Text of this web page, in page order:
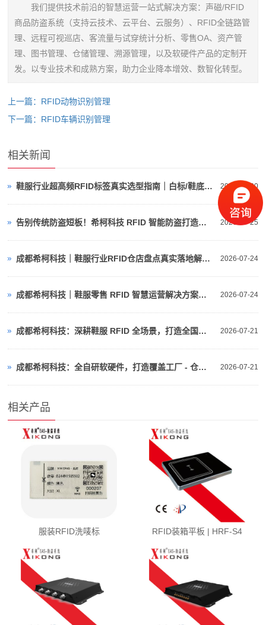
我们提供技术前沿的智慧运营一站式解决方案：声磁/RFID
商品防盗系统（支持云技术、云平台、云服务）、RFID全链路管
理、远程可视巡店、客流量与试穿统计分析、零售OA、资产管
理、图书管理、仓储管理、溯源管理，以及软硬件产品的定制开
发。以专业技术和成熟方案，助力企业降本增效、数智化转型。
上一篇：RFID动物识别管理
下一篇：RFID车辆识别管理
相关新闻
2026-07-30
鞋服行业超高频RFID标签真实选型指南｜白标/鞋底标/吊牌/洗唛/珠宝标/旗标（行业落地标准）
2026-07-25
告别传统防盗短板！希柯科技 RFID 智能防盗打造鞋服仓店一体化防损体系
2026-07-24
成都希柯科技｜鞋服行业RFID仓店盘点真实落地解决方案
2026-07-24
成都希柯科技｜鞋服零售 RFID 智慧运营解决方案，落地门店 RFID 自助收银
2026-07-21
成都希柯科技：深耕鞋服 RFID 全场景，打造全国服饰数字化解决方案服务商
2026-07-21
成都希柯科技：全自研软硬件，打造覆盖工厂 - 仓库 - 门店的鞋服 RFID 全链路解决方案
相关产品
服装RFID洗唛标 RFID装箱平板 | HRF-S4